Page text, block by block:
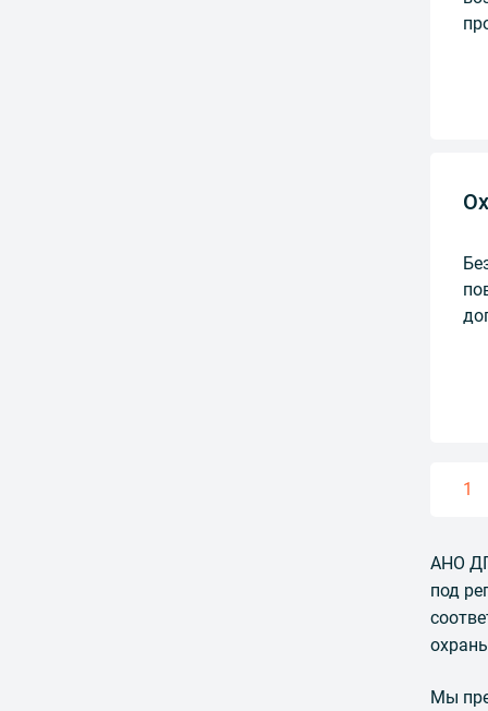
1
АНО
под
Мы